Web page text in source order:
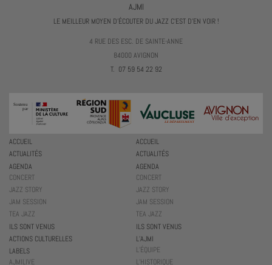
AJMI
LE MEILLEUR MOYEN D'ÉCOUTER DU JAZZ C'EST D'EN VOIR !
4 RUE DES ESC. DE SAINTE-ANNE
84000 AVIGNON
T. 07 59 54 22 92
ACCUEIL
ACTUALITÉS
AGENDA
CONCERT
JAZZ STORY
JAM SESSION
TEA JAZZ
ILS SONT VENUS
ACCUEIL
ACTUALITÉS
AGENDA
CONCERT
JAZZ STORY
JAM SESSION
TEA JAZZ
ILS SONT VENUS
ACTIONS CULTURELLES
LABELS
AJMILIVE
L’AJMI
L’ÉQUIPE
L’HISTORIQUE